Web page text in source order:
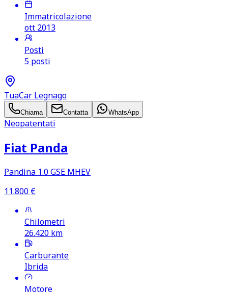
Immatricolazione
ott 2013
Posti
5 posti
TuaCar Legnago
Chiama Contatta WhatsApp
Neopatentati
Fiat Panda
Pandina 1.0 GSE MHEV
11.800 €
Chilometri
26.420 km
Carburante
Ibrida
Motore